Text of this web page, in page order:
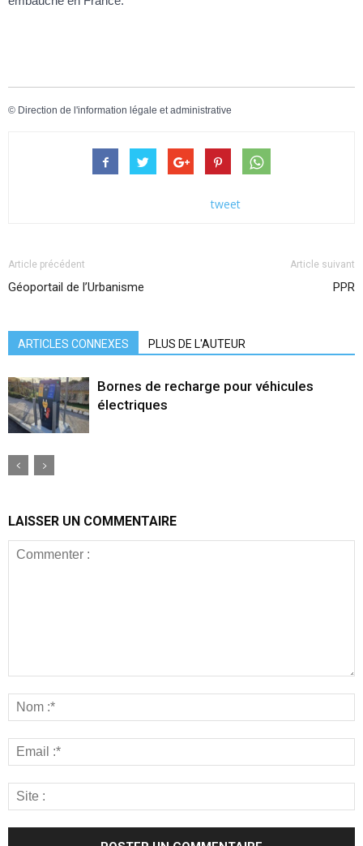
© Direction de l'information légale et administrative
tweet
Article précédent
Géoportail de l’Urbanisme
Article suivant
PPR
ARTICLES CONNEXES PLUS DE L'AUTEUR
Bornes de recharge pour véhicules
électriques
LAISSER UN COMMENTAIRE